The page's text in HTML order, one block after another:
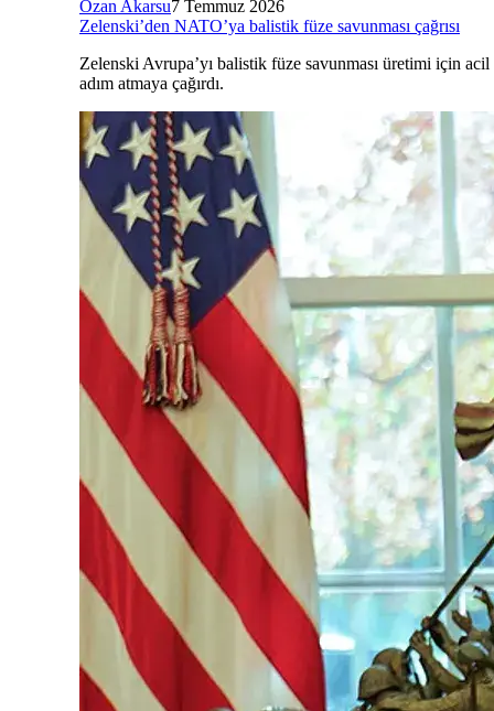
Ozan Akarsu7 Temmuz 2026
Zelenski’den NATO’ya balistik füze savunması çağrısı
Zelenski Avrupa’yı balistik füze savunması üretimi için acil
adım atmaya çağırdı.